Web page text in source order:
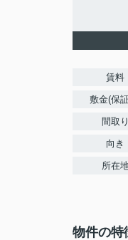
賃料
敷金(保
間取り
向き
所在
物件の特